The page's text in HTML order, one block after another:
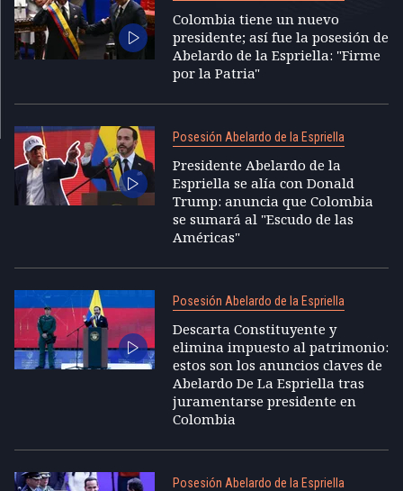
Colombia tiene un nuevo
presidente; así fue la posesión de
Abelardo de la Espriella: "Firme
por la Patria"
Posesión Abelardo de la Espriella
Presidente Abelardo de la
Espriella se alía con Donald
Trump: anuncia que Colombia
se sumará al "Escudo de las
Américas"
Posesión Abelardo de la Espriella
Descarta Constituyente y
elimina impuesto al patrimonio:
estos son los anuncios claves de
Abelardo De La Espriella tras
juramentarse presidente en
Colombia
Posesión Abelardo de la Espriella